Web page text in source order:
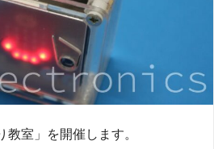
室」を開催します。